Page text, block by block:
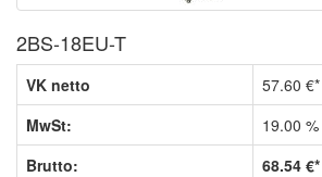
2BS-18EU-T
VK netto
57.60 €*
MwSt:
19.00 %
Brutto:
68.54 €*